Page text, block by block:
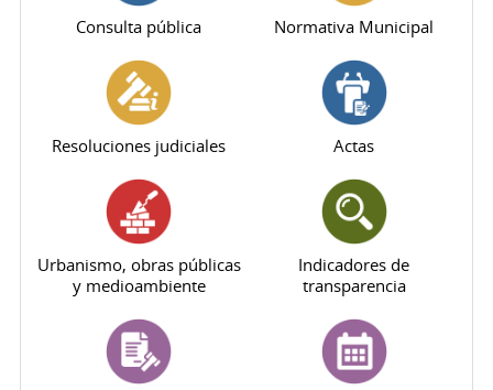
Consulta pública Normativa Municipal
Resoluciones judiciales Actas
Urbanismo, obras públicas
y medioambiente
Indicadores de
transparencia